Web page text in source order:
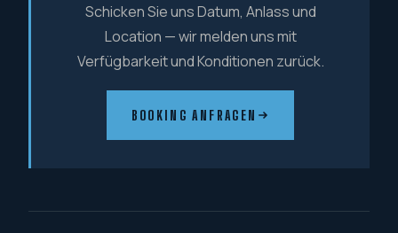
Schicken Sie uns Datum, Anlass und
Location — wir melden uns mit
Verfügbarkeit und Konditionen zurück.
BOOKING ANFRAGEN